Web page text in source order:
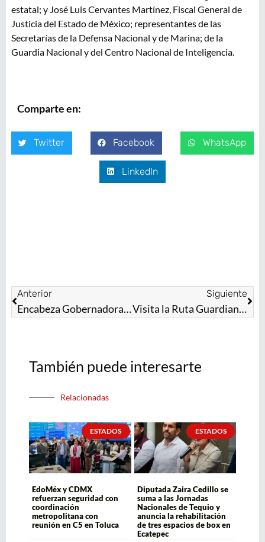
estatal; y José Luis Cervantes Martínez, Fiscal General de
Justicia del Estado de México; representantes de las
Secretarías de la Defensa Nacional y de Marina; de la
Guardia Nacional y del Centro Nacional de Inteligencia.
Comparte en:
Twitter Facebook WhatsApp
LinkedIn
Anterior
Encabeza Gobernadora Delfina Gómez Álvarez la 99ª Sesión Extraordinaria de la Junta de Gobierno del DIFEM
Siguiente
Visita la Ruta Guardianes del Norte y disfruta de actividades ecoturísticas en el Estado de México
También puede interesarte
Relacionadas
ESTADOS
EdoMéx y CDMX
refuerzan seguridad con
coordinación
metropolitana con
reunión en C5 en Toluca
ESTADOS
Diputada Zaira Cedillo se
suma a las Jornadas
Nacionales de Tequio y
anuncia la rehabilitación
de tres espacios de box en
Ecatepec